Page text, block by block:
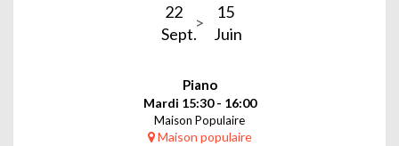
22
Sept.
15
Juin
Piano
Mardi 15:30 - 16:00
Maison Populaire
Maison populaire